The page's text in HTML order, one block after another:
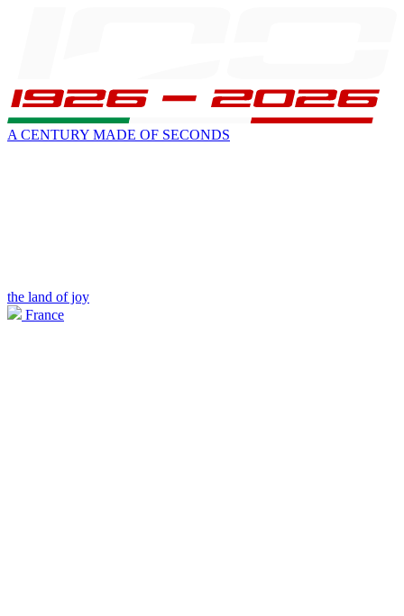
A CENTURY MADE OF SECONDS
the land of joy
France